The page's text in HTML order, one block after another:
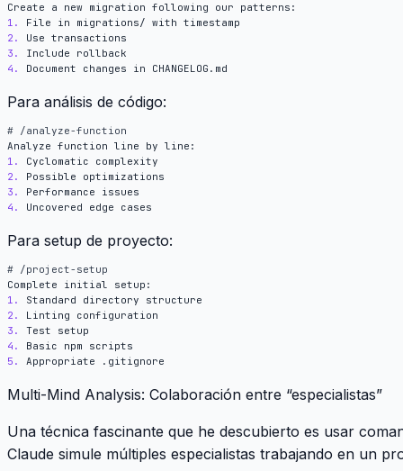
1.
2.
3.
4.
Para análisis de código:
1.
2.
3.
4.
Para setup de proyecto:
1.
2.
3.
4.
5.
Multi-Mind Analysis: Colaboración entre “especialistas”
Una técnica fascinante que he descubierto es usar
Claude simule múltiples especialistas trabajando en un